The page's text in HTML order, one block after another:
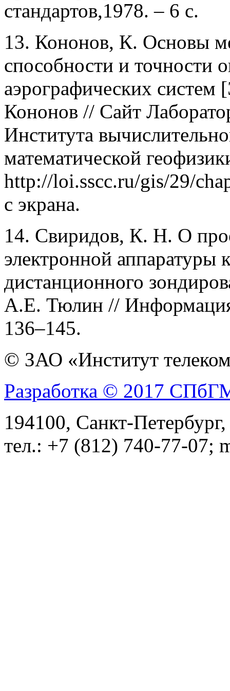
стандартов,1978. – 6 с.
13. Кононов, К. Основы
способности и точности
аэрографических
Кононов // Сайт
Института
математической
http://loi.sscc.ru/gis/29/
с экрана.
14. Свиридов, К. Н. О
электронной аппаратуры
дистанционного
А.Е. Тюлин //
136–145.
© ЗАО «Институт
Разработка © 2017
194100, Санкт-
тел.: +7 (812) 740-77-07;